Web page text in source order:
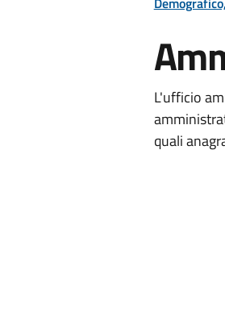
L'ufficio
quali